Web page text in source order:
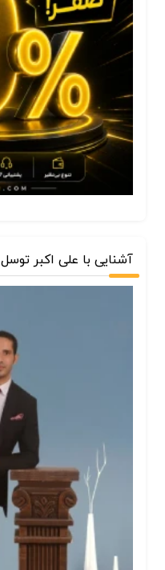
آشنایی با علی اکبر توسل